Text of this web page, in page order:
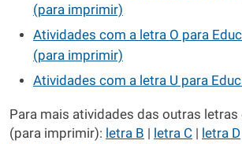
(para imprimir)
Atividades com a letra O para
(para imprimir)
Atividades com a letra U para
Para mais atividades das outras
(para imprimir): letra B letra C letra D